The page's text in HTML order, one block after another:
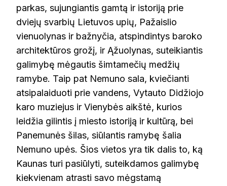
parkas, sujungiantis gamtą ir istoriją prie
dviejų svarbių Lietuvos upių, Pažaislio
vienuolynas ir bažnyčia, atspindintys baroko
architektūros grožį, ir Ąžuolynas, suteikiantis
galimybę mėgautis šimtamečių medžių
ramybe. Taip pat Nemuno sala, kviečianti
atsipalaiduoti prie vandens, Vytauto Didžiojo
karo muziejus ir Vienybės aikštė, kurios
leidžia gilintis į miesto istoriją ir kultūrą, bei
Panemunės šilas, siūlantis ramybę šalia
Nemuno upės. Šios vietos yra tik dalis to, ką
Kaunas turi pasiūlyti, suteikdamos galimybę
kiekvienam atrasti savo mėgstamą